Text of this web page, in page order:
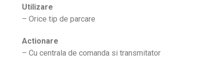
Utilizare
– Orice tip de parcare
Actionare
– Cu centrala de comanda si transmitator